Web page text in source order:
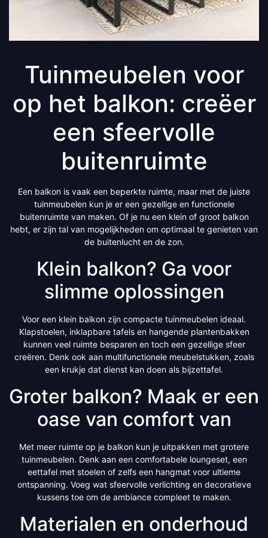
Tuinmeubelen voor
op het balkon: creëer
een sfeervolle
buitenruimte
Een balkon is vaak een beperkte ruimte, maar met de juiste
tuinmeubelen kun je er een gezellige en functionele
buitenruimte van maken. Of je nu een klein of groot balkon
hebt, er zijn tal van mogelijkheden om optimaal te genieten van
de buitenlucht en de zon.
Klein balkon? Ga voor
slimme oplossingen
Voor een klein balkon zijn compacte tuinmeubelen ideaal.
Klapstoelen, inklapbare tafels en hangende plantenbakken
kunnen veel ruimte besparen en toch een gezellige sfeer
creëren. Denk ook aan multifunctionele meubelstukken, zoals
een krukje dat dienst kan doen als bijzettafel.
Groter balkon? Maak er een
oase van comfort van
Met meer ruimte op je balkon kun je uitpakken met grotere
tuinmeubelen. Denk aan een comfortabele loungeset, een
eettafel met stoelen of zelfs een hangmat voor ultieme
ontspanning. Voeg wat sfeervolle verlichting en decoratieve
kussens toe om de ambiance compleet te maken.
Materialen en onderhoud